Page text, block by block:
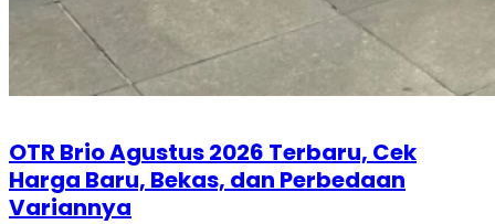
OTR Brio Agustus 2026 Terbaru, Cek
Harga Baru, Bekas, dan Perbedaan
Variannya